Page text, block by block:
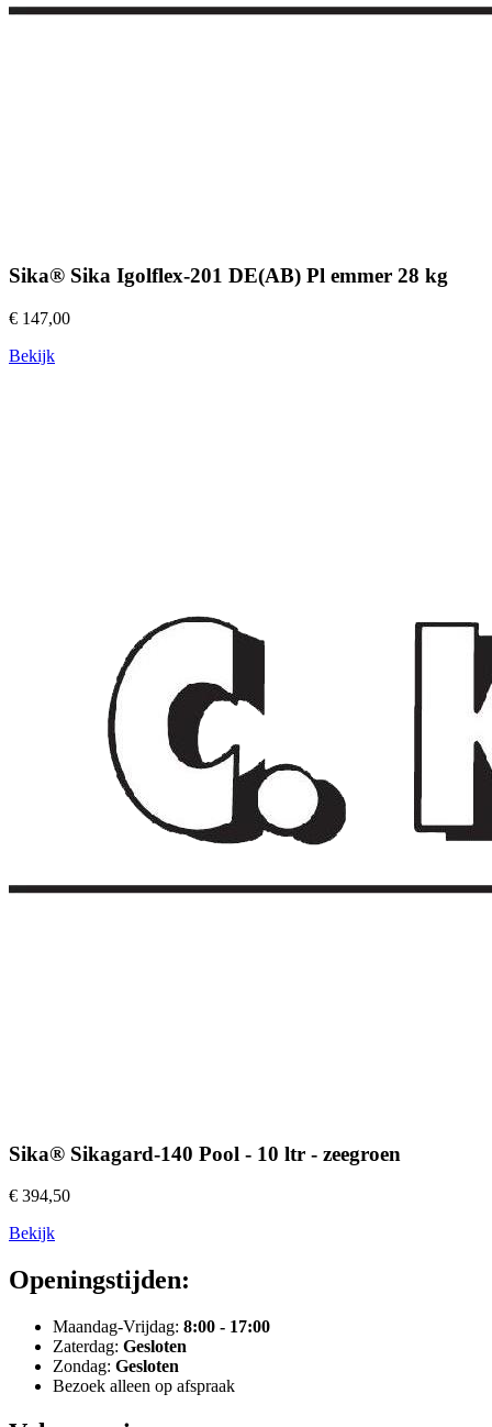
Sika® Sika Igolflex-201 DE(AB) Pl emmer 28 kg
€ 147,00
Bekijk
Sika® Sikagard-140 Pool - 10 ltr - zeegroen
€ 394,50
Bekijk
Openingstijden:
Maandag-Vrijdag: 8:00 - 17:00
Zaterdag: Gesloten
Zondag: Gesloten
Bezoek alleen op afspraak